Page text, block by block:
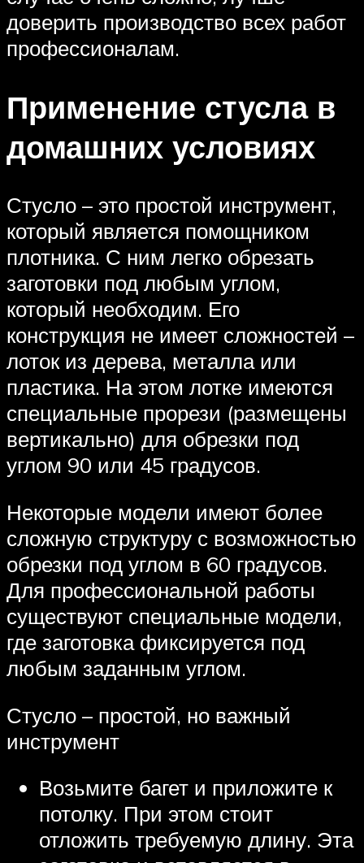
доверить производство всех работ
профессионалам.
Применение стусла в
домашних условиях
Стусло – это простой инструмент,
который является помощником
плотника. С ним легко обрезать
заготовки под любым углом,
который необходим. Его
конструкция не имеет сложностей –
лоток из дерева, металла или
пластика. На этом лотке имеются
специальные прорези (размещены
вертикально) для обрезки под
углом 90 или 45 градусов.
Некоторые модели имеют более
сложную структуру с возможностью
обрезки под углом в 60 градусов.
Для профессиональной работы
существуют специальные модели,
где заготовка фиксируется под
любым заданным углом.
Стусло – простой, но важный
инструмент
Возьмите багет и приложите к
потолку. При этом стоит
отложить требуемую длину. Эта